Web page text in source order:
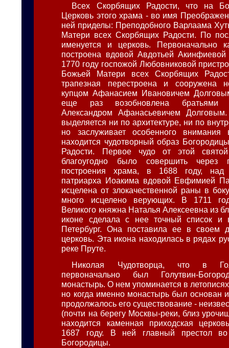
Всех Скорбящих Радости, что на
Церковь этого храма - во имя
ней приделы: Преподобного Варлаама
Матери всех Скорбящих Радости. По
именуется и церковь. Первоначально
построена вдовой Авдотьей
1770 году госпожой Любовниковой
Божьей Матери всех Скорбящих
трапезная перестроена и сооружена
купцом Афанасием Ивановичем
еще раз возобновлена братьями
Александром Афанасьевичем
выделяется ни по архитектуре, ни по
но заслуживает особенного внимания
находится чудотворный образ
Радости. Первое чудо от этой
благоугодно было совершить через
построения храма, в 1688 году, над
патриарха Иоакима вдовой Евфимией
исцелена от злокачественной раны в
много исцелено верующих. В 1711
Великого княжна Наталья Алексеевна из
иконе сделала с нее точный список и
Петербург. Она поставила ее в своем
церковь. Эта икона находилась в рядах
реке Пруте.
Николая Чудотворца, что в
первоначально был Голутвин-
монастырь. О нем упоминается в
но когда именно монастырь был основан
продолжалось его существование -
(почти на берегу Москвы-реки, близ
находится каменная приходская
1687 году. В ней главный престол
Богородицы.